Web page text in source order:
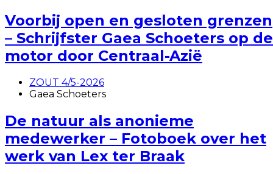
Voorbij open en gesloten grenzen
– Schrijfster Gaea Schoeters op de
motor door Centraal-Azië
ZOUT 4/5-2026
Gaea Schoeters
De natuur als anonieme
medewerker – Fotoboek over het
werk van Lex ter Braak